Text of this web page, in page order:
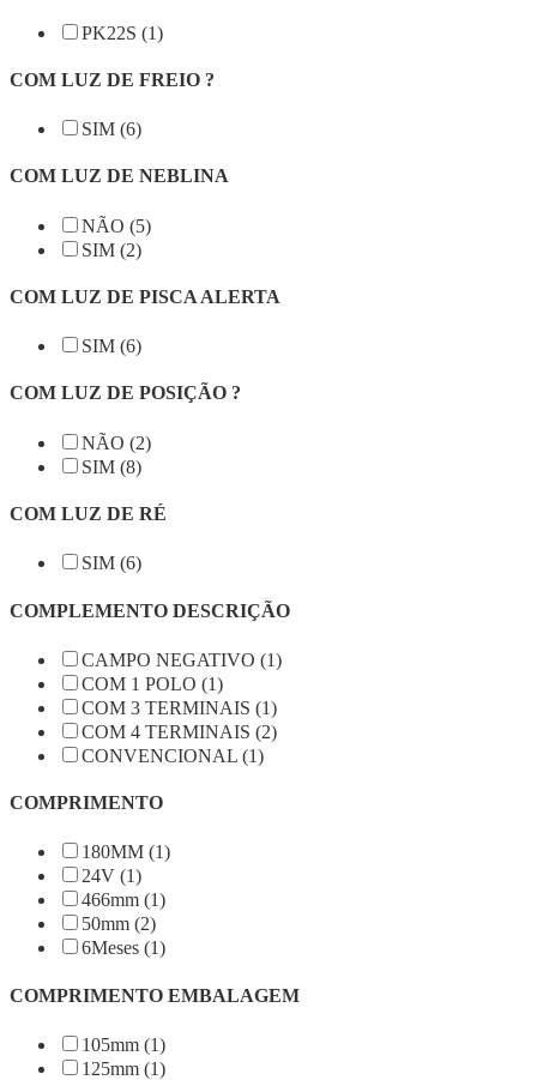
PK22S (1)
COM LUZ DE FREIO ?
SIM (6)
COM LUZ DE NEBLINA
NÃO (5)
SIM (2)
COM LUZ DE PISCA ALERTA
SIM (6)
COM LUZ DE POSIÇÃO ?
NÃO (2)
SIM (8)
COM LUZ DE RÉ
SIM (6)
COMPLEMENTO DESCRIÇÃO
CAMPO NEGATIVO (1)
COM 1 POLO (1)
COM 3 TERMINAIS (1)
COM 4 TERMINAIS (2)
CONVENCIONAL (1)
COMPRIMENTO
180MM (1)
24V (1)
466mm (1)
50mm (2)
6Meses (1)
COMPRIMENTO EMBALAGEM
105mm (1)
125mm (1)